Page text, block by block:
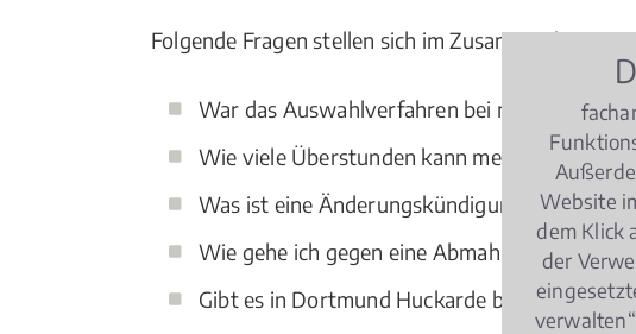
Folgende Fragen stellen sich im Zusammenhang
War das Auswahlverfahren bei meiner
Wie viele Überstunden kann mein Chef von
Was ist eine Änderungskündigung?
Wie gehe ich gegen eine Abmahnung vor?
Gibt es in Dortmund Huckarde besondere
Website
dem Klick
der